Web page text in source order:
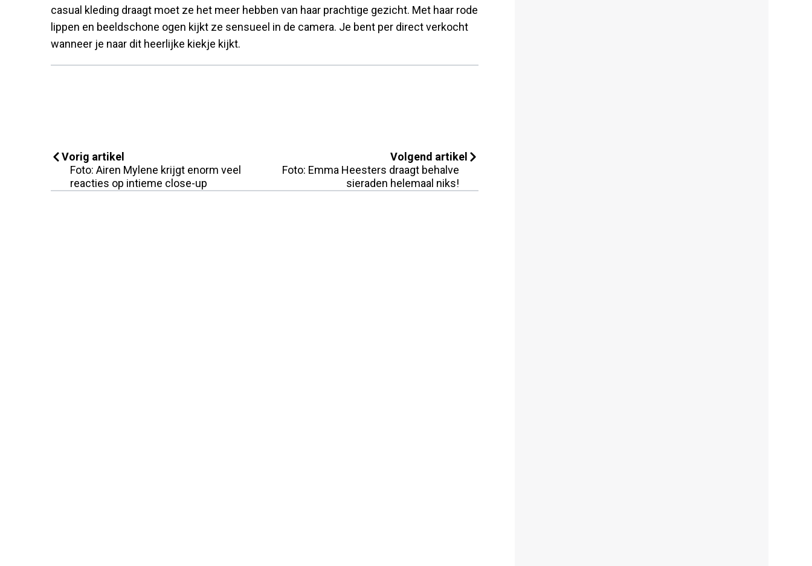
casual kleding draagt moet ze het meer hebben van haar prachtige gezicht. Met haar rode
lippen en beeldschone ogen kijkt ze sensueel in de camera. Je bent per direct verkocht
wanneer je naar dit heerlijke kiekje kijkt.
Vorig artikel
Foto: Airen Mylene krijgt enorm veel
reacties op intieme close-up
Volgend artikel
Foto: Emma Heesters draagt behalve
sieraden helemaal niks!